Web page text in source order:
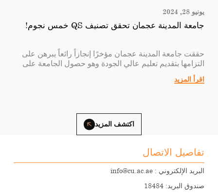
يونيو 28, 2024
جامعة المدينة عجمان تحقق تصنيف QS خمس نجوم!
حققت جامعة المدينة عجمان مؤخرًا إنجازاً رائعاً يبرهن على
التزامها بتقديم تعليم عالي الجودة وهو حصول الجامعة على
هذا التقييم خمس نجوم في مجالات التعليم، التوظيف،
الأداء الدولية لإبراز تميزها وتنوعها. تم تقييم جامعة المدينة
عجمان بناءً على تحليل شامل عبر ثمانية فئات، لتشكيل
الأكاديمي والابتكار.
اقرأ المزيد
اكتشف المزيد
تفاصيل الاتصال
البريد الإلكتروني : info@cu.ac.ae
صندوق البريد: 18484